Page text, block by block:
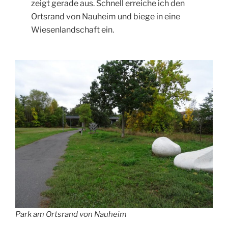
zeigt gerade aus. Schnell erreiche ich den
Ortsrand von Nauheim und biege in eine
Wiesenlandschaft ein.
Park am Ortsrand von Nauheim